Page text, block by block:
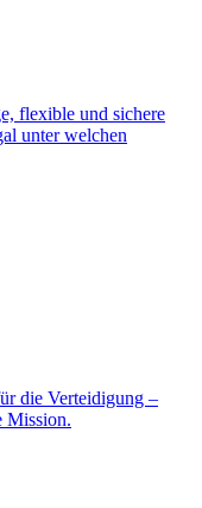
flexible und sichere
unter welchen
die Verteidigung –
Mission.